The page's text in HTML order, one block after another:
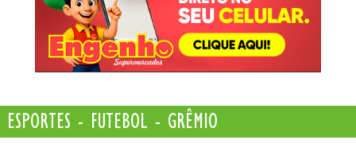
ESPORTES - FUTEBOL - GRÊMIO